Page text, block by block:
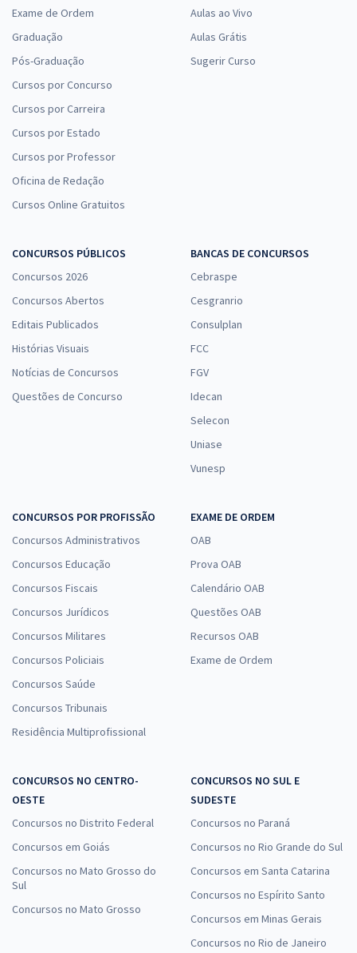
Exame de Ordem
Graduação
Pós-Graduação
Cursos por Concurso
Cursos por Carreira
Cursos por Estado
Cursos por Professor
Oficina de Redação
Cursos Online Gratuitos
Aulas ao Vivo
Aulas Grátis
Sugerir Curso
CONCURSOS PÚBLICOS
Concursos 2026
Concursos Abertos
Editais Publicados
Histórias Visuais
Notícias de Concursos
Questões de Concurso
BANCAS DE CONCURSOS
Cebraspe
Cesgranrio
Consulplan
FCC
FGV
Idecan
Selecon
Uniase
Vunesp
CONCURSOS POR PROFISSÃO
Concursos Administrativos
Concursos Educação
Concursos Fiscais
Concursos Jurídicos
Concursos Militares
Concursos Policiais
Concursos Saúde
Concursos Tribunais
Residência Multiprofissional
EXAME DE ORDEM
OAB
Prova OAB
Calendário OAB
Questões OAB
Recursos OAB
Exame de Ordem
CONCURSOS NO CENTRO-
OESTE
Concursos no Distrito Federal
Concursos em Goiás
Concursos no Mato Grosso do
Sul
Concursos no Mato Grosso
CONCURSOS NO SUL E
SUDESTE
Concursos no Paraná
Concursos no Rio Grande do Sul
Concursos em Santa Catarina
Concursos no Espírito Santo
Concursos em Minas Gerais
Concursos no Rio de Janeiro